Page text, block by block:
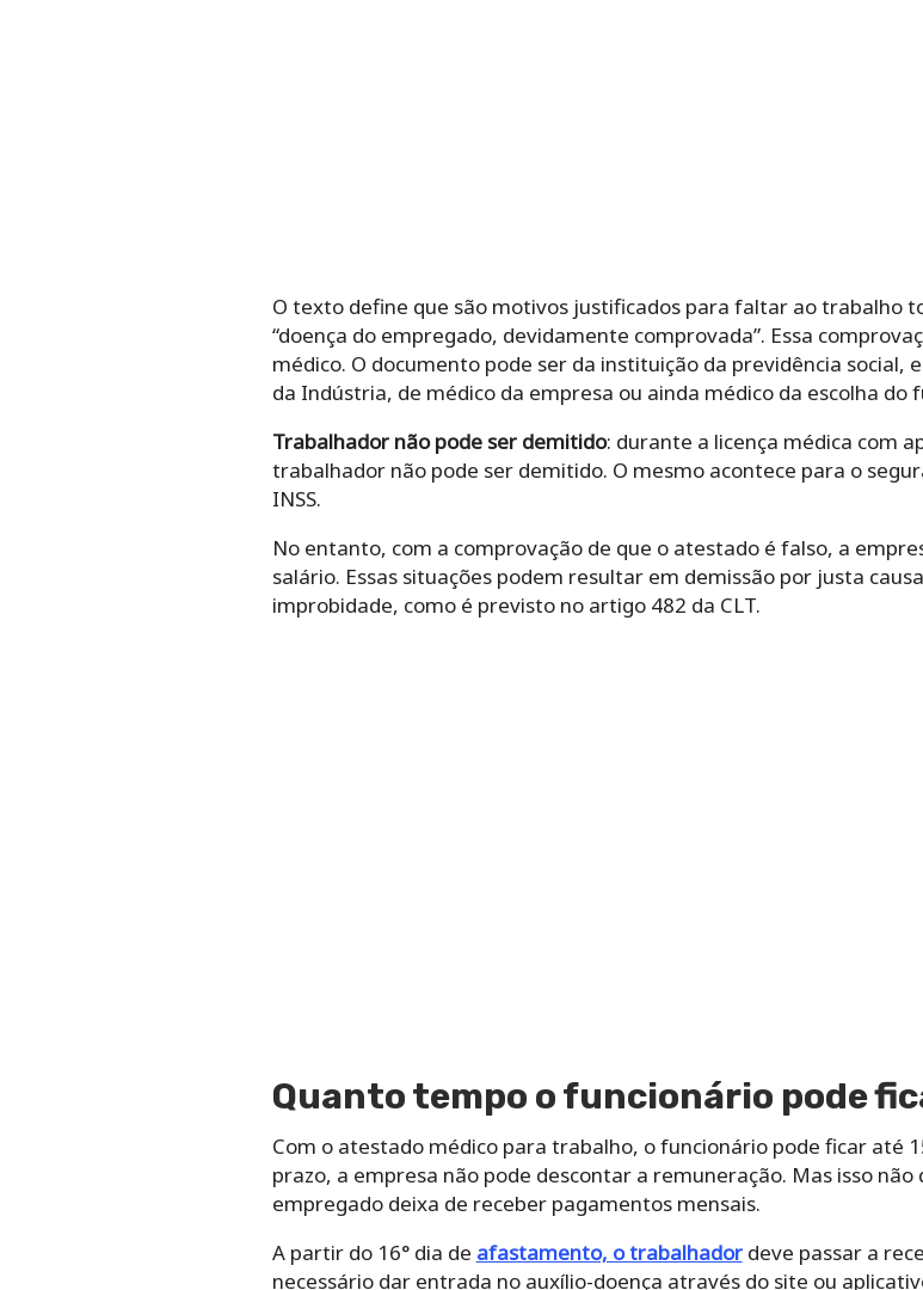
O texto define que são motivos justificados para faltar ao trabalho
“doença do empregado, devidamente comprovada”. Essa
médico. O documento pode ser da instituição da previdência social,
da Indústria, de médico da empresa ou ainda médico da escolha do
Trabalhador não pode ser demitido: durante a licença médica com
trabalhador não pode ser demitido. O mesmo acontece para o
INSS.
No entanto, com a comprovação de que o atestado é falso, a
salário. Essas situações podem resultar em demissão por justa
improbidade, como é previsto no artigo 482 da CLT.
Quanto tempo o funcionário pode
Com o atestado médico para trabalho, o funcionário pode ficar até
prazo, a empresa não pode descontar a remuneração. Mas isso
empregado deixa de receber pagamentos mensais.
A partir do 16° dia de afastamento, o trabalhadordeve passar a
necessário dar entrada no auxílio-doença através do site ou